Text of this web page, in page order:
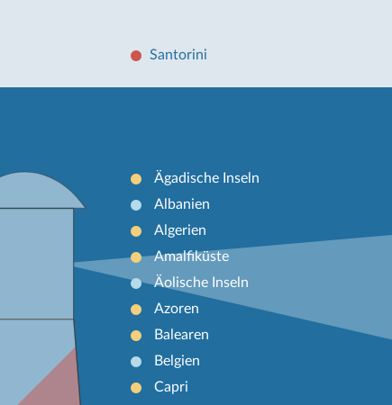
Santorini
Ägadische Inseln
Albanien
Algerien
Amalfiküste
Äolische Inseln
Azoren
Balearen
Belgien
Capri